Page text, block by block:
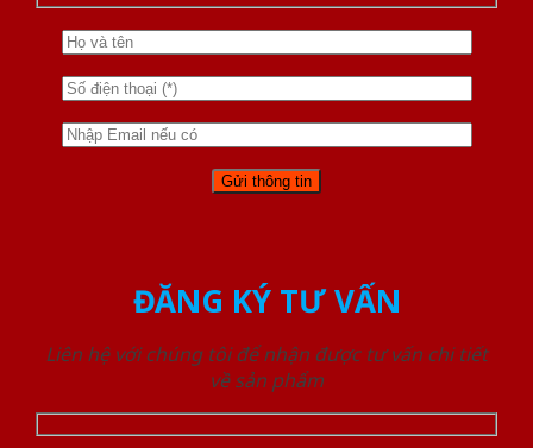
ĐĂNG KÝ TƯ VẤN
Liên hệ với chúng tôi để nhận được tư vấn chi tiết
về sản phẩm